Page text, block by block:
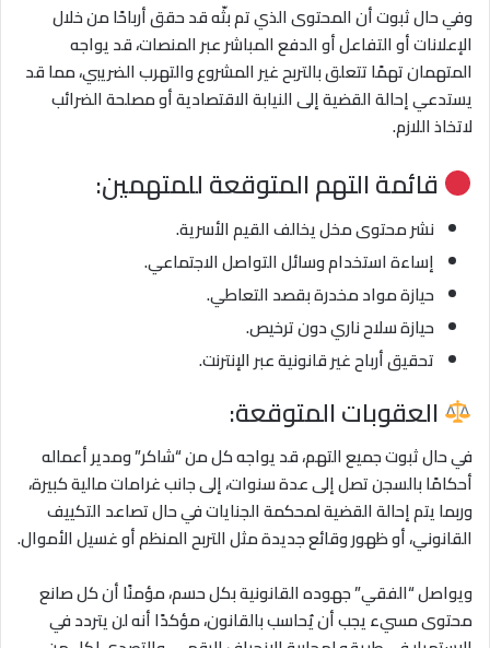
وفي حال ثبوت أن المحتوى الذي تم بثّه قد حقق أرباحًا من خلال
الإعلانات أو التفاعل أو الدفع المباشر عبر المنصات، قد يواجه
المتهمان تهمًا تتعلق بالتربح غير المشروع والتهرب الضريبي، مما قد
يستدعي إحالة القضية إلى النيابة الاقتصادية أو مصلحة الضرائب
لاتخاذ اللازم.
قائمة التهم المتوقعة للمتهمين:
نشر محتوى مخل يخالف القيم الأسرية.
إساءة استخدام وسائل التواصل الاجتماعي.
حيازة مواد مخدرة بقصد التعاطي.
حيازة سلاح ناري دون ترخيص.
تحقيق أرباح غير قانونية عبر الإنترنت.
العقوبات المتوقعة:
في حال ثبوت جميع التهم، قد يواجه كل من “شاكر” ومدير أعماله
أحكامًا بالسجن تصل إلى عدة سنوات، إلى جانب غرامات مالية كبيرة،
وربما يتم إحالة القضية لمحكمة الجنايات في حال تصاعد التكييف
القانوني، أو ظهور وقائع جديدة مثل التربح المنظم أو غسيل الأموال.
ويواصل “الفقي” جهوده القانونية بكل حسم، مؤمنًا أن كل صانع
محتوى مسيء يجب أن يُحاسب بالقانون، مؤكدًا أنه لن يتردد في